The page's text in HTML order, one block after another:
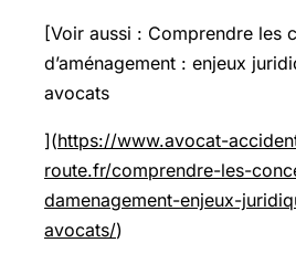
[Voir aussi : Comprendre les
d’aménagement : enjeux
avocats
](https://www.avocat-
route.fr/comprendre-les-
damenagement-enjeux-
avocats/)